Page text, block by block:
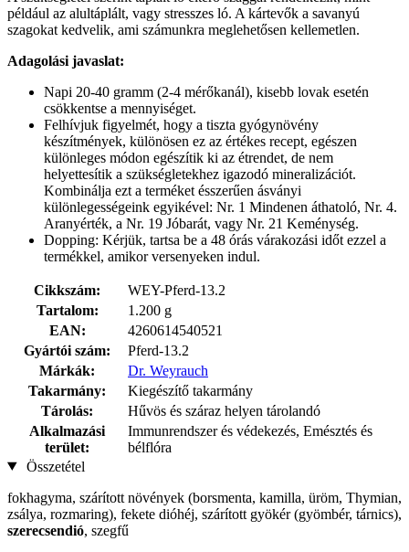
például az alultáplált, vagy stresszes ló. A kártevők a savanyú
szagokat kedvelik, ami számunkra meglehetősen kellemetlen.
Adagolási javaslat:
Napi 20-40 gramm (2-4 mérőkanál), kisebb lovak esetén
csökkentse a mennyiséget.
Felhívjuk figyelmét, hogy a tiszta gyógynövény
készítmények, különösen ez az értékes recept, egészen
különleges módon egészítik ki az étrendet, de nem
helyettesítik a szükségletekhez igazodó mineralizációt.
Kombinálja ezt a terméket ésszerűen ásványi
különlegességeink egyikével: Nr. 1 Mindenen áthatoló, Nr. 4.
Aranyérték, a Nr. 19 Jóbarát, vagy Nr. 21 Keménység.
Dopping: Kérjük, tartsa be a 48 órás várakozási időt ezzel a
termékkel, amikor versenyeken indul.
Cikkszám:
WEY-Pferd-13.2
Tartalom:
1.200 g
EAN:
4260614540521
Gyártói szám:
Pferd-13.2
Márkák:
Dr. Weyrauch
Takarmány:
Kiegészítő takarmány
Tárolás:
Hűvös és száraz helyen tárolandó
Alkalmazási
terület:
Immunrendszer és védekezés, Emésztés és
bélflóra
Összetétel
fokhagyma, szárított növények (borsmenta, kamilla, üröm, Thymian,
zsálya, rozmaring), fekete dióhéj, szárított gyökér (gyömbér, tárnics),
szerecsendió, szegfű